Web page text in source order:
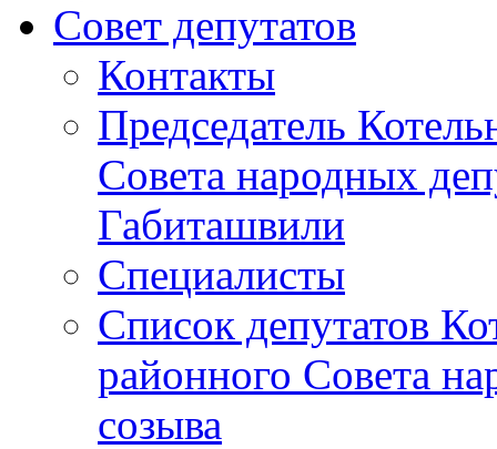
Совет депутатов
Контакты
Председатель
Совета народных
Габиташвили
Специалисты
Список депутатов
районного Совета
созыва